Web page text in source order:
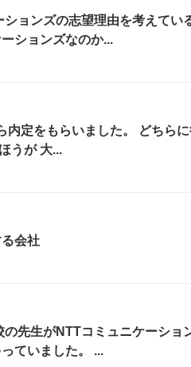
ョンズの志望理由を考えてい
ションズなのか...
定をもらいました。 どちら
うが 大...
会社
先生がNTTコミュニケーショ
ていました。 ...